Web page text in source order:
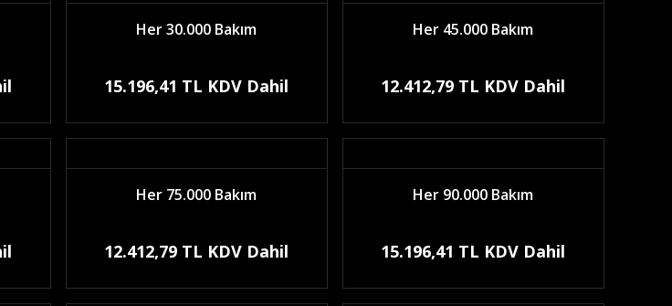
Her 30.000 Bakım
15.196,41 TL KDV Dahil
Her 45.000 Bakım
12.412,79 TL KDV Dahil
Her 75.000 Bakım
12.412,79 TL KDV Dahil
Her 90.000 Bakım
15.196,41 TL KDV Dahil